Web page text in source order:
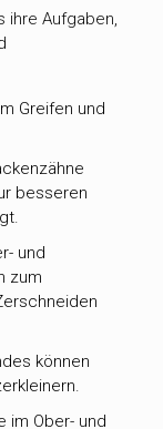
ihre Aufgaben,
Greifen und
besseren
und
zum
können
im Ober- und